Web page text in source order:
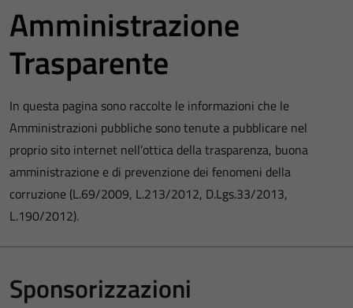
Amministrazione
Trasparente
In questa pagina sono raccolte le informazioni che le
Amministrazioni pubbliche sono tenute a pubblicare nel
proprio sito internet nell’ottica della trasparenza, buona
amministrazione e di prevenzione dei fenomeni della
corruzione (L.69/2009, L.213/2012, D.Lgs.33/2013,
L.190/2012).
Sponsorizzazioni